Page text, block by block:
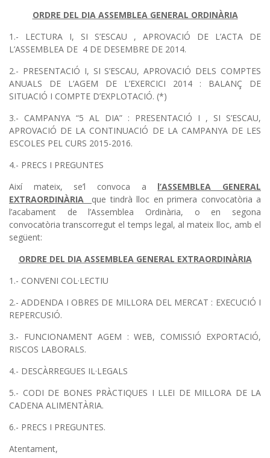
ORDRE DEL DIA ASSEMBLEA GENERAL ORDINÀRIA
1.- LECTURA I, SI S’ESCAU , APROVACIÓ DE L’ACTA DE
L’ASSEMBLEA DE 4 DE DESEMBRE DE 2014.
2.- PRESENTACIÓ I, SI S’ESCAU, APROVACIÓ DELS COMPTES
ANUALS DE L’AGEM DE L’EXERCICI 2014 : BALANÇ DE
SITUACIÓ I COMPTE D’EXPLOTACIÓ. (*)
3.- CAMPANYA “5 AL DIA” : PRESENTACIÓ I , SI S’ESCAU,
APROVACIÓ DE LA CONTINUACIÓ DE LA CAMPANYA DE LES
ESCOLES PEL CURS 2015-2016.
4.- PRECS I PREGUNTES
Així mateix, se’l convoca a l’ASSEMBLEA GENERAL
EXTRAORDINÀRIA que tindrà lloc en primera convocatòria a
l’acabament de l’Assemblea Ordinària, o en segona
convocatòria transcorregut el temps legal, al mateix lloc, amb el
següent:
ORDRE DEL DIA ASSEMBLEA GENERAL EXTRAORDINÀRIA
1.- CONVENI COL·LECTIU
2.- ADDENDA I OBRES DE MILLORA DEL MERCAT : EXECUCIÓ I
REPERCUSIÓ.
3.- FUNCIONAMENT AGEM : WEB, COMISSIÓ EXPORTACIÓ,
RISCOS LABORALS.
4.- DESCÀRREGUES IL·LEGALS
5.- CODI DE BONES PRÀCTIQUES I LLEI DE MILLORA DE LA
CADENA ALIMENTÀRIA.
6.- PRECS I PREGUNTES.
Atentament,